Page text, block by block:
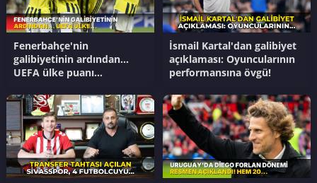
Fenerbahçe'nin
galibiyetinin ardından...
UEFA ülke puanı
İsmail Kartal'dan galibiyet
açıklaması: Oyuncularının
performansına övgü!